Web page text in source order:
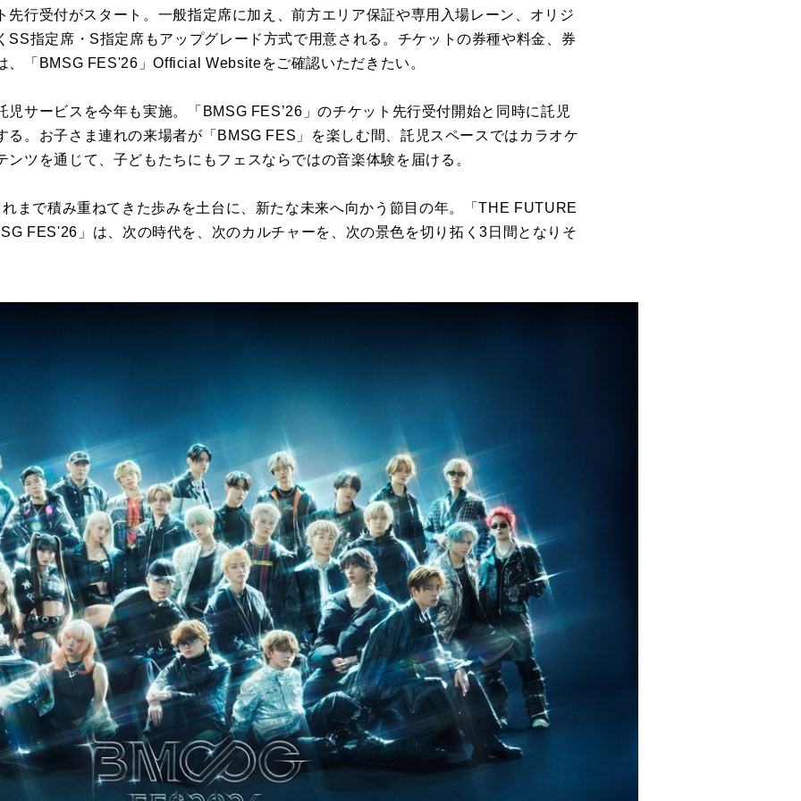
先行受付がスタート。一般指定席に加え、前方エリア保証や専用入場レーン、オリジ
SS指定席・S指定席もアップグレード方式で用意される。チケットの券種や料金、券
、「BMSG FES'26」Official Websiteをご確認いただきたい。
児サービスを今年も実施。「BMSG FES’26」のチケット先行受付開始と同時に託児
る。お子さま連れの来場者が「BMSG FES」を楽しむ間、託児スペースではカラオケ
ンツを通じて、子どもたちにもフェスならではの音楽体験を届ける。
まで積み重ねてきた歩みを土台に、新たな未来へ向かう節目の年。「THE FUTURE
FES'26」は、次の時代を、次のカルチャーを、次の景色を切り拓く3日間となりそ